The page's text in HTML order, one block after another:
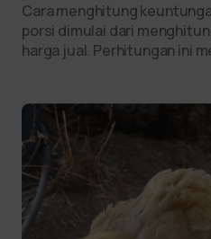
Cara menghitung
porsi dimulai dari
harga jual. Perhitungan ini